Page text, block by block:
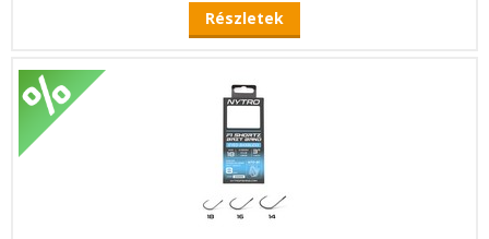
Részletek